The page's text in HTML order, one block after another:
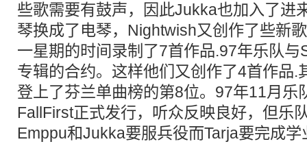
些歌需要有鼓声，因此Jukka也加入了进
琴换成了电琴，Nightwish又创作了些新
一星期的时间录制了7首作品.97年乐队
专辑的合约。这样他们又创作了4首作品.
登上了芬兰单曲榜的第8位。97年11月乐
FallFirst正式发行，听众反映良好，但乐
Emppu和Jukka要服兵役而Tarja要完成